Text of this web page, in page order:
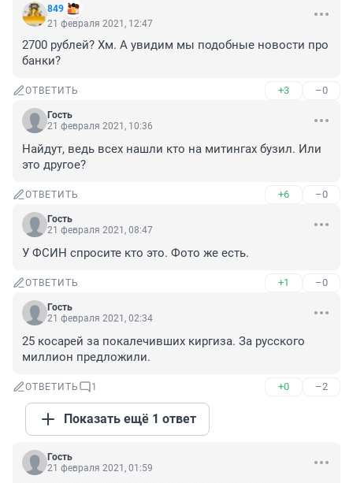
849
21 февраля 2021, 12:47
2700 рублей? Хм. А увидим мы подобные новости про
банки?
ОТВЕТИТЬ +3 –0
Гость
21 февраля 2021, 10:36
Найдут, ведь всех нашли кто на митингах бузил. Или
это другое?
ОТВЕТИТЬ +6 –0
Гость
21 февраля 2021, 08:47
У ФСИН спросите кто это. Фото же есть.
ОТВЕТИТЬ +1 –0
Гость
21 февраля 2021, 02:34
25 косарей за покалечивших киргиза. За русского
миллион предложили.
ОТВЕТИТЬ 1 +0 –2
Показать ещё 1 ответ
Гость
21 февраля 2021, 01:59